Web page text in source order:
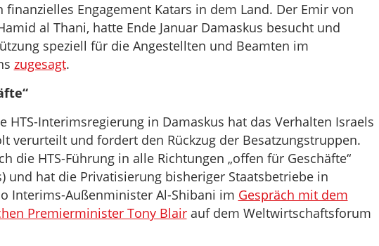
finanzielles Engagement Katars in dem Land. Der Emir von
al Thani, hatte Ende Januar Damaskus besucht und
speziell für die Angestellten und Beamten im
zugesagt.
HTS-Interimsregierung in Damaskus hat das Verhalten Israels
verurteilt und fordert den Rückzug der Besatzungstruppen.
die HTS-Führung in alle Richtungen „offen für Geschäfte“
und hat die Privatisierung bisheriger Staatsbetriebe in
Interims-Außenminister Al-Shibani im Gespräch mit dem
Premierminister Tony Blairauf dem Weltwirtschaftsforum